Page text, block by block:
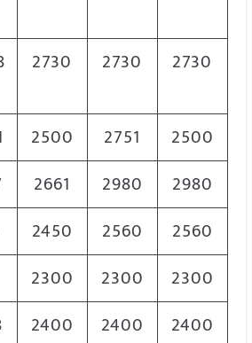
2730 2730 2730
2500 2751
2500
2661 2980
2980
2450 2560
2560
2300 2300
2300
2400 2400
2400